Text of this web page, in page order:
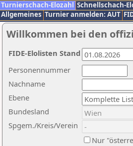
Turnierschach-Elozahl Schnellschach-
Allgemeines Turnier anmelden: AUT
Willkommen bei den
Nachname
Ebene
Personennummer
Bundesland
Spgem./Kreis/Verein
Nur
FIDE-Elolisten Stand